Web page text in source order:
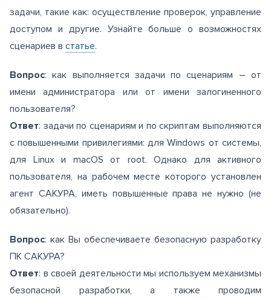
задачи, такие как: осуществление проверок, управление
доступом и другие. Узнайте больше о возможностях
сценариев в статье.
Вопрос: как выполняется задачи по сценариям – от
имени администратора или от имени залогиненного
пользователя?
Ответ: задачи по сценариям и по скриптам выполняются
с повышенными привилегиями: для Windows от системы,
для Linux и macOS от root. Однако для активного
пользователя, на рабочем месте которого установлен
агент САКУРА, иметь повышенные права не нужно (не
обязательно).
Вопрос: как Вы обеспечиваете безопасную разработку
ПК САКУРА?
Ответ: в своей деятельности мы используем механизмы
безопасной разработки, а также проводим